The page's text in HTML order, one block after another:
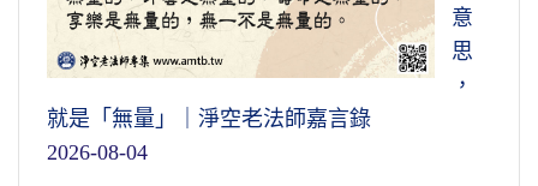
意
思
，
就是「無量」｜淨空老法師嘉言錄
2026-08-04